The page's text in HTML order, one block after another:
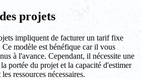
projets
impliquent de facturer un tarif fixe
modèle est bénéfique car il vous
à l'avance. Cependant, il nécessite une
portée du projet et la capacité d'estimer
ressources nécessaires.